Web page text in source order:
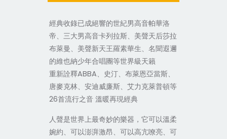
經典收錄已成絕響的世紀男高音帕華洛
帝、三大男高音卡列拉斯、美聲天后莎拉
布萊曼、美聲新天王羅素華生、名聞遐邇
的維也納少年合唱團等世界級天籟
重新詮釋ABBA、史汀、布萊恩亞當斯、
唐麥克林、安迪威廉斯、艾力克萊普頓等
26首流行之音 溫暖再現經典
人聲是世界上最奇妙的樂器，它可以溫柔
婉約、可以澎湃激昂、可以高亢嘹亮、可